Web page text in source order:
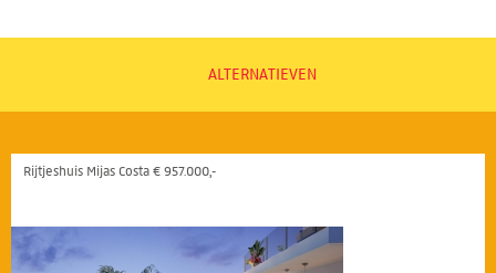
ALTERNATIEVEN
Rijtjeshuis Mijas Costa € 957.000,-